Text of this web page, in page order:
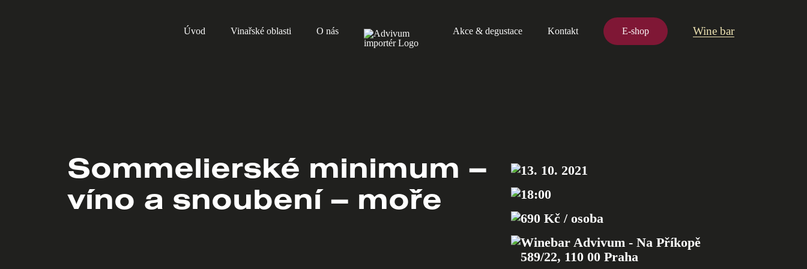
Úvod Vinařské oblasti O nás Akce & degustace Kontakt E-shop Wine bar
Sommelierské minimum –
víno a snoubení – moře
13. 10. 2021
18:00
690 Kč / osoba
Winebar Advivum - Na Příkopě
589/22, 110 00 Praha